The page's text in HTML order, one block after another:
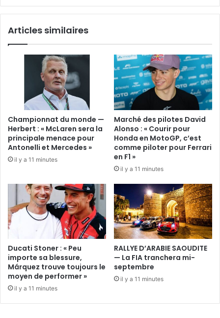
Articles similaires
Championnat du monde —
Herbert : « McLaren sera la
principale menace pour
Antonelli et Mercedes »
il y a 11 minutes
Marché des pilotes David
Alonso : « Courir pour
Honda en MotoGP, c’est
comme piloter pour Ferrari
en F1 »
il y a 11 minutes
Ducati Stoner : « Peu
importe sa blessure,
Márquez trouve toujours le
moyen de performer »
il y a 11 minutes
RALLYE D’ARABIE SAOUDITE
— La FIA tranchera mi-
septembre
il y a 11 minutes